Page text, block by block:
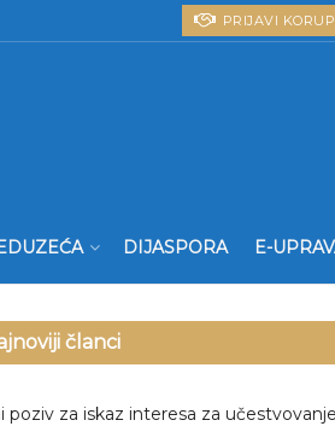
PRIJAVI
DIJASPORA E-
članci
poziv za iskaz interesa za